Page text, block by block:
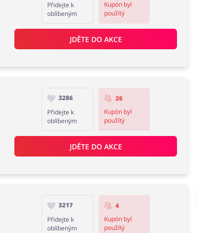
Přidejte k
oblíbeným
Kupón byl
použítý
JDĚTE DO AKCE
3286
Přidejte k
oblíbeným
26
Kupón byl
použítý
JDĚTE DO AKCE
3217
Přidejte k
oblíbeným
4
Kupón byl
použítý